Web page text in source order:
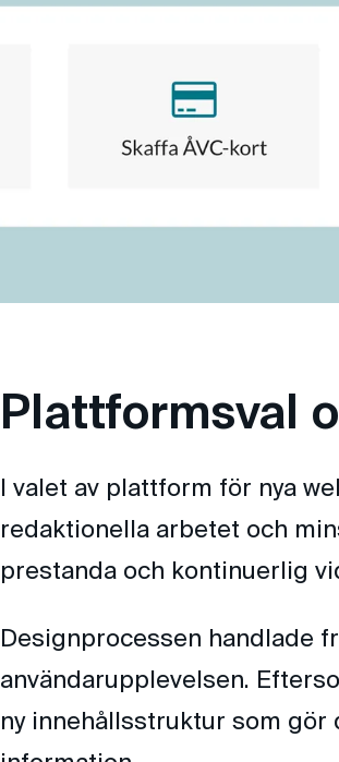
Plattformsval
I valet av plattform för nya
redaktionella arbetet och
prestanda och kontinuerlig
Designprocessen handlade
användarupplevelsen.
ny innehållsstruktur som